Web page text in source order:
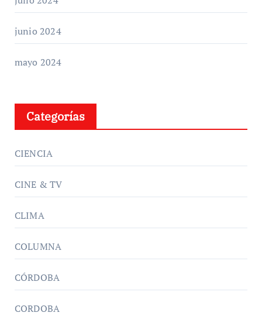
junio 2024
mayo 2024
Categorías
CIENCIA
CINE & TV
CLIMA
COLUMNA
CÓRDOBA
CORDOBA